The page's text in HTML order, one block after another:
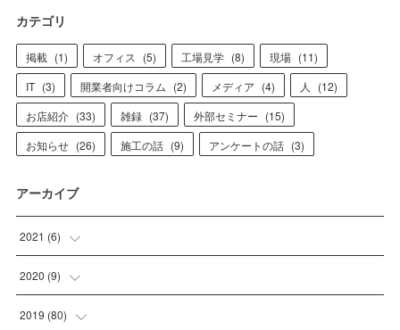
カテゴリ
掲載 (1) オフィス (5) 工場見学 (8) 現場 (11)
IT (3) 開業者向けコラム (2) メディア (4) 人 (12)
お店紹介 (33) 雑録 (37) 外部セミナー (15)
お知らせ (26) 施工の話 (9) アンケートの話 (3)
アーカイブ
2021 (6)
( )
(4
2020 (9)
(1
2019 (80)